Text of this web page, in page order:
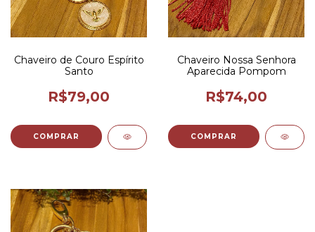
Chaveiro de Couro Espírito
Santo
R$79,00
COMPRAR
Chaveiro Nossa Senhora
Aparecida Pompom
R$74,00
COMPRAR